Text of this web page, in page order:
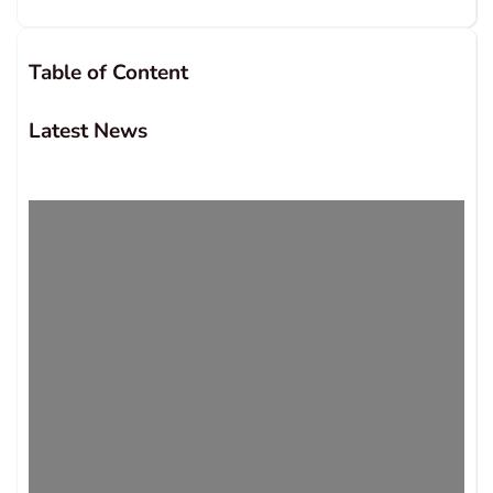
Table of Content
Latest News